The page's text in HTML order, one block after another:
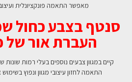
מאפשר התאמה פונקציונלית
סנטף בצבע כחול
העברת אור של כ –
קיים במגוון צבעים נוספים בעלי רמות
התאמה לחזון עיצובי מגוון ונפוץ